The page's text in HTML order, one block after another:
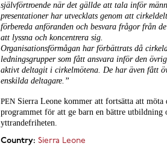
självförtroende när det gällde att tala inför
presentationer har utvecklats genom att
förbereda anföranden och besvara frågor från
att lyssna och koncentrera sig.
Organisationsförmågan har förbättrats då
ledningsgrupper som fått ansvara inför den
aktivt deltagit i cirkelmötena. De har även fått
enskilda deltagare.”
PEN Sierra Leone kommer att fortsätta att möta
programmet för att ge barn en bättre utbildning
yttrandefriheten.
Country: Sierra Leone